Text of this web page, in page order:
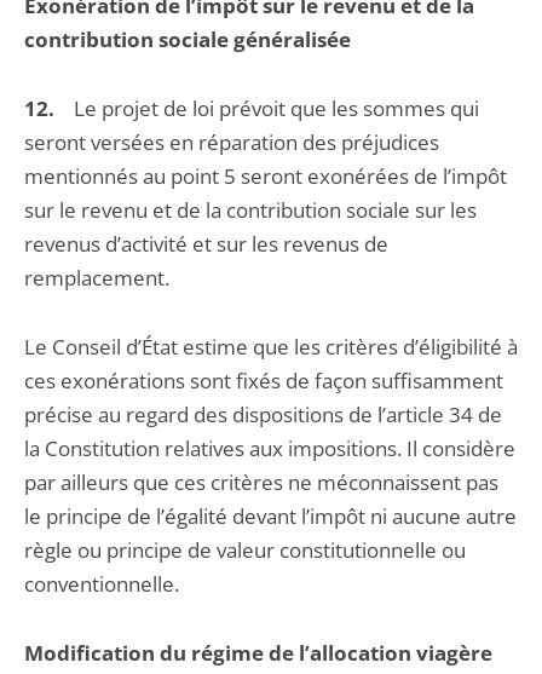
contribution sociale généralisée
12.
Le projet de loi prévoit que les sommes qui
seront versées en réparation des préjudices
mentionnés au point 5 seront exonérées de l’impôt
sur le revenu et de la contribution sociale sur les
revenus d’activité et sur les revenus de
remplacement.
Le Conseil d’État estime que les critères d’éligibilité à
ces exonérations sont fixés de façon suffisamment
précise au regard des dispositions de l’article 34 de
la Constitution relatives aux impositions. Il considère
par ailleurs que ces critères ne méconnaissent pas
le principe de l’égalité devant l’impôt ni aucune autre
règle ou principe de valeur constitutionnelle ou
conventionnelle.
Modification du régime de l’allocation viagère